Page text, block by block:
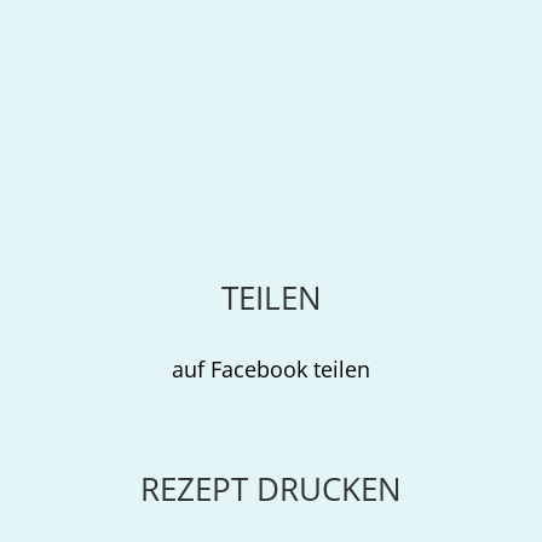
TEILEN
auf Facebook teilen
REZEPT DRUCKEN